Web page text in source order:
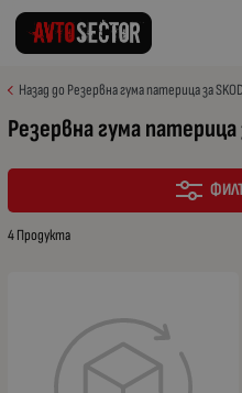
Назад до Резервна гума патерица за
Резервна гума патерица
4 Продукта